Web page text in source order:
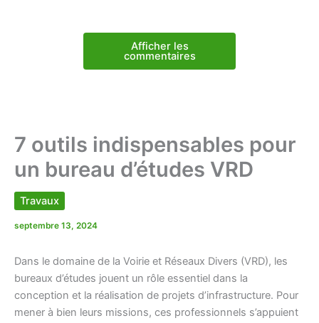
Afficher les
commentaires
7 outils indispensables pour
un bureau d’études VRD
Travaux
septembre 13, 2024
Dans le domaine de la Voirie et Réseaux Divers (VRD), les
bureaux d’études jouent un rôle essentiel dans la
conception et la réalisation de projets d’infrastructure. Pour
mener à bien leurs missions, ces professionnels s’appuient